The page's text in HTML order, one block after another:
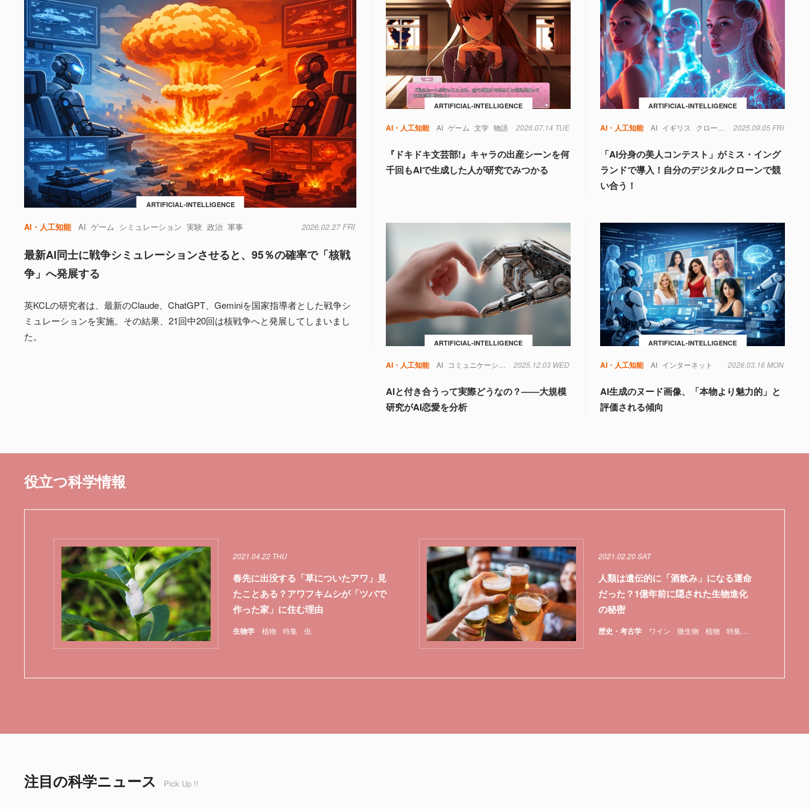
ARTIFICIAL-INTELLIGENCE
AI・人工知能 AI ゲーム シミュレーション 実験 政治 軍事 2026.02.27 FRI
最新AI同士に戦争シミュレーションさせると、95％の確率で「核戦
争」へ発展する
英KCLの研究者は、最新のClaude、ChatGPT、Geminiを国家指導者とした戦争シ
ミュレーションを実施。その結果、21回中20回は核戦争へと発展してしまいまし
た。
ARTIFICIAL-INTELLIGENCE
AI・人工知能 AI ゲーム 文学 物語 2026.07.14 TUE
『ドキドキ文芸部!』キャラの出産シーンを何
千回もAIで生成した人が研究でみつかる
ARTIFICIAL-INTELLIGENCE
AI・人工知能 AI イギリス クローン ファッション 社会
2025.09.05 FRI
「AI分身の美人コンテスト」がミス・イング
ランドで導入！自分のデジタルクローンで競
い合う！
ARTIFICIAL-INTELLIGENCE
AI・人工知能 AI コミュニケーション 恋愛
2025.12.03 WED
AIと付き合うって実際どうなの？――大規模
研究がAI恋愛を分析
ARTIFICIAL-INTELLIGENCE
AI・人工知能 AI インターネット 2026.03.16 MON
AI生成のヌード画像、「本物より魅力的」と
評価される傾向
役立つ科学情報
生物学 植物 特集 虫
2021.04.22 THU
春先に出没する「草についたアワ」見
たことある？アワフキムシが「ツバで
作った家」に住む理由
歴史・考古学 ワイン 微生物 植物 特集
2021.02.20 SAT
人類は遺伝的に「酒飲み」になる運命
だった？1億年前に隠された生物進化
の秘密
注目の科学ニュース Pick Up !!